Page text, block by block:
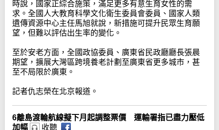
時說，國家正綜合施策，滿足更多有意生育女性的需
求。全國人大教育科學文化衛生委員會委員、國家人類
遺傳資源中心主任馬旭就說，新措施可提升民眾生育願
望，但難以評估出生率的變化。
至於安老方面，全國政協委員、廣東省民政廳廳長張晨
期望，擴展大灣區跨境養老計劃至廣東省更多城市，甚
至不局限於廣東。
記者仇志榮在北京報道。
6離島渡輪航線擬下月起調整票價 運輸署指已盡力壓低
加幅
收聽